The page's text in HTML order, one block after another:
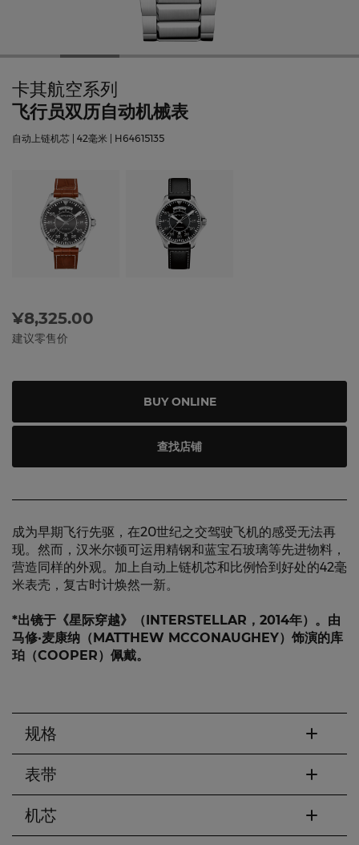
卡其航空系列
飞行员双历自动机械表
自动上链机芯 | 42毫米 | H64615135
¥8,325.00
建议零售价
BUY ONLINE
查找店铺
成为早期飞行先驱，在20世纪之交驾驶飞机的感受无法再
现。然而，汉米尔顿可运用精钢和蓝宝石玻璃等先进物料，
营造同样的外观。加上自动上链机芯和比例恰到好处的42毫
米表壳，复古时计焕然一新。
*出镜于《星际穿越》（INTERSTELLAR，2014年）。由
马修·麦康纳（MATTHEW MCCONAUGHEY）饰演的库
珀（COOPER）佩戴。
规格
表带
机芯